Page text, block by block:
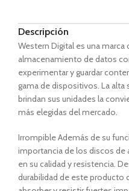
Descripción
Western Digital es una
almacenamiento de datos
experimentar y guardar
gama de dispositivos. La
brindan sus unidades la
más elegidas del mercado.
Irrompible Además de su
importancia de los discos
en su calidad y resistencia.
durabilidad de este producto